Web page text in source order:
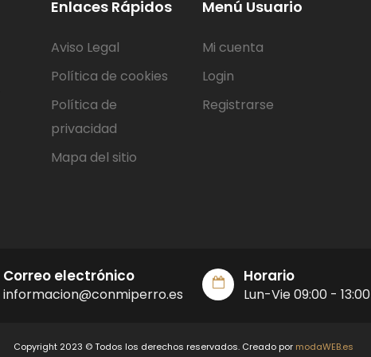
Enlaces Rápidos
Aviso Legal
Política de cookies
Política de
privacidad
Mapa del sitio
Menú Usuario
Mi cuenta
Login
Registrarse
Correo electrónico
informacion@conmiperro.es
Horario
Lun-Vie 09:00 -
Copyright 2023 © Todos los derechos reservados. Creado por modaWEB.es